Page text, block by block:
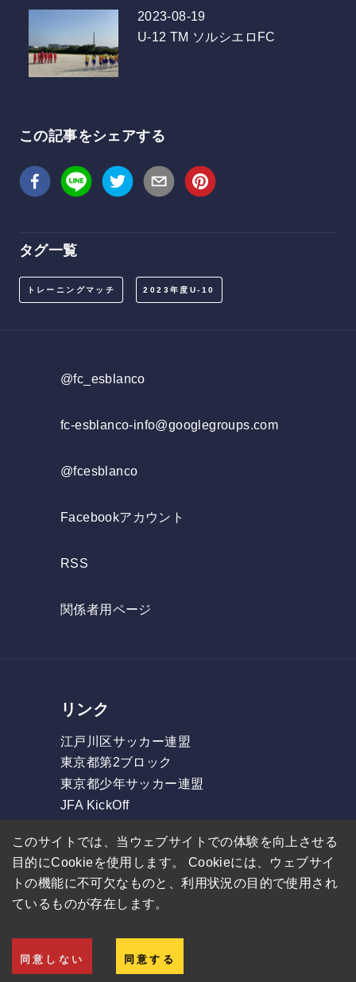
このサイトでは、当ウェブサイトでの体験を向上させる
目的にCookieを使用します。 Cookieには、ウェブサイ
トの機能に不可欠なものと、利用状況の目的で使用され
ているものが存在します。
同意しない 同意する
2023-08-19
U-12 TM ソルシエロFC
この記事をシェアする
タグ一覧
トレーニングマッチ 2023年度U-10
@fc_esblanco
fc-esblanco-info@googlegroups.com
@fcesblanco
Facebookアカウント
RSS
関係者用ページ
リンク
江戸川区サッカー連盟
東京都第2ブロック
東京都少年サッカー連盟
JFA KickOff
東部リーグ
GOリーグ
© FC Esblanco.
プライバシーポリシー